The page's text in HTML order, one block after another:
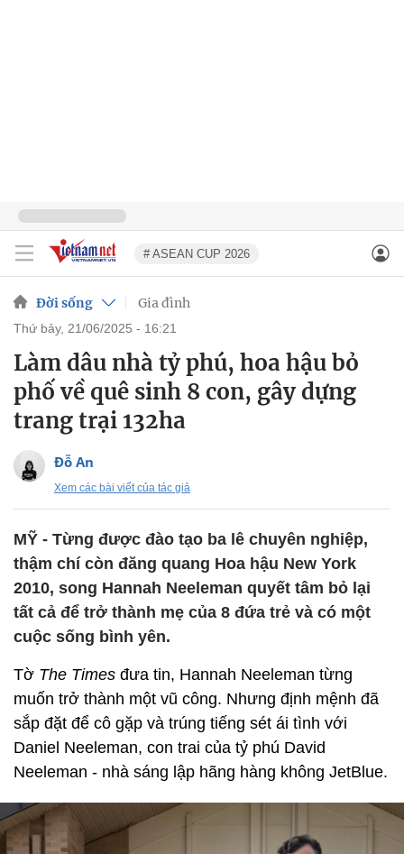
# ASEAN CUP 2026
Đời sống Gia đình
thứ bảy, 21/06/2025 - 16:21
Làm dâu nhà tỷ phú, hoa hậu bỏ
phố về quê sinh 8 con, gây dựng
trang trại 132ha
Đỗ An
Xem các bài viết của tác giả
MỸ - Từng được đào tạo ba lê chuyên nghiệp,
thậm chí còn đăng quang Hoa hậu New York
2010, song Hannah Neeleman quyết tâm bỏ lại
tất cả để trở thành mẹ của 8 đứa trẻ và có một
cuộc sống bình yên.
Tờ The Times đưa tin, Hannah Neeleman từng
muốn trở thành một vũ công. Nhưng định mệnh đã
sắp đặt để cô gặp và trúng tiếng sét ái tình với
Daniel Neeleman, con trai của tỷ phú David
Neeleman - nhà sáng lập hãng hàng không JetBlue.